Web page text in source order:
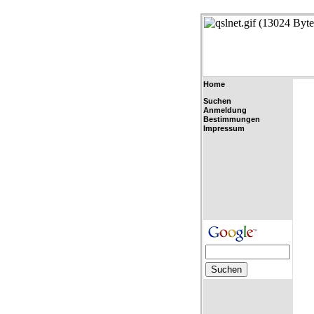
Home
Suchen
Anmeldung
Bestimmungen
Impressum